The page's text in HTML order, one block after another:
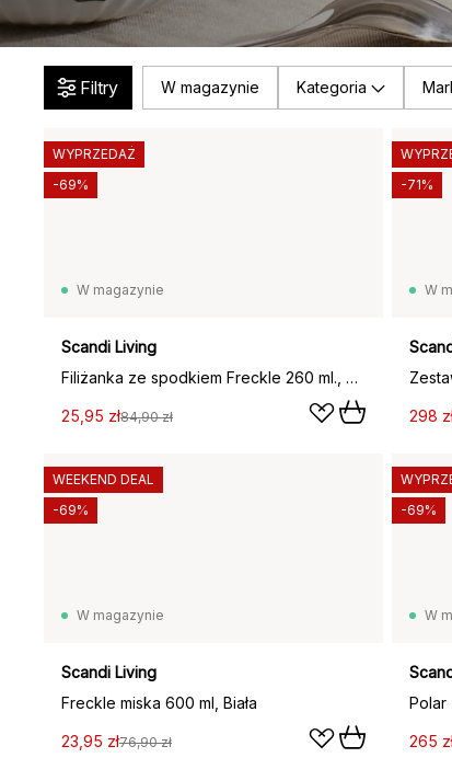
Filtry W magazynie Kategoria
W magazynie
Scandi Living
Filiżanka ze spodkiem Freckle 260 ml., Biała
25,95 zł84,90 zł
WYPRZEDAŻ
-69%
W
298
-71%
W magazynie
Scandi Living
Freckle miska 600 ml, Biała
23,95 zł76,90 zł
WEEKEND DEAL
-69%
W
265
-69%